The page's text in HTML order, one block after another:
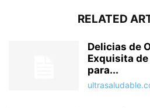
RELATED
Delicias de
Exquisita
para...